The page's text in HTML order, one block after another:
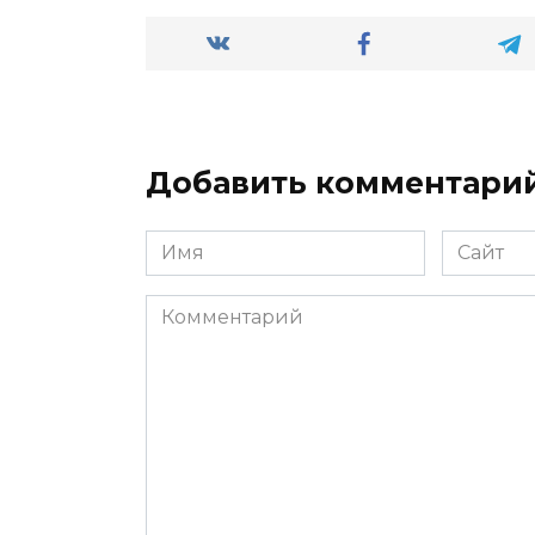
Добавить
Имя
*
Сайт
Комментарий